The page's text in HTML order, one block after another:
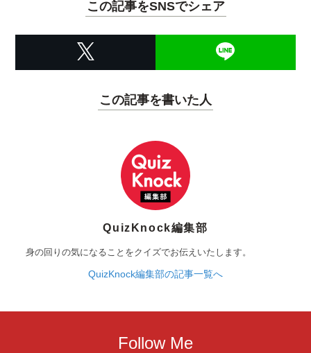
この記事をSNSでシェア
この記事を書いた人
QuizKnock編集部
身の回りの気になることをクイズでお伝えいたします。
QuizKnock編集部の記事一覧へ
Follow Me